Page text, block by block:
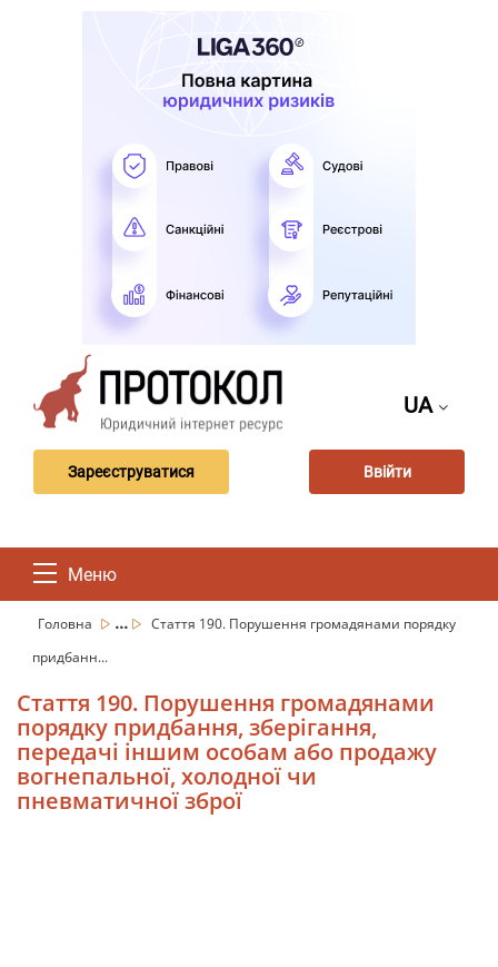
UA
Зареєструватися Ввійти
Меню
Головна ...
Стаття 190. Порушення громадянами порядку
придбанн...
Стаття 190. Порушення громадянами
порядку придбання, зберігання,
передачі іншим особам або продажу
вогнепальної, холодної чи
пневматичної зброї